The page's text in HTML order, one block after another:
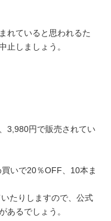
れていると思われるた
止しましょう。
3,980円で販売されてい
いで20％OFF、10本ま
たりしますので、公式
あるでしょう。